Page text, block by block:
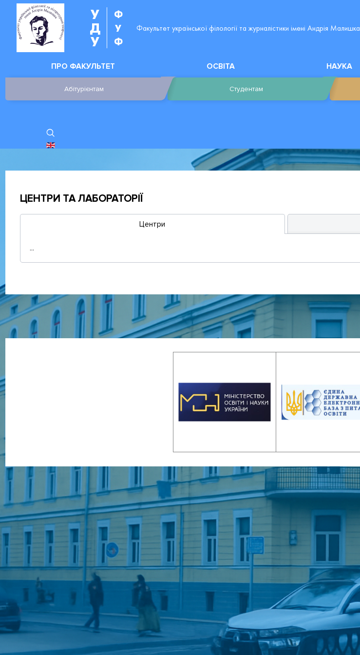
У
Д
У
Ф
У
Ф
Факультет української філології та журналістики імені Андрія Малишка
ПРО ФАКУЛЬТЕТ ОСВІТА НАУКА
Абітурієнтам Студентам
ОБЕРІТЬ СВОЮ МОВУ
ЦЕНТРИ ТА ЛАБОРАТОРІЇ
Центри
...